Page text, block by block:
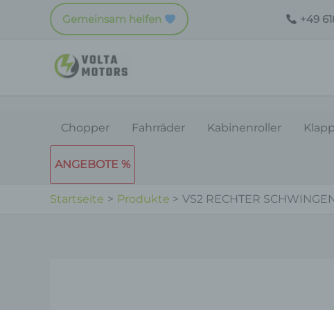
Gemeinsam helfen +49
Chopper Fahrräder Kabinenroller
ANGEBOTE %
Startseite Produkte VS2 RECHTER